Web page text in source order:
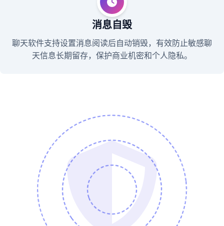
消息自毁
聊天软件支持设置消息阅读后自动销毁，有效防止敏感聊
天信息长期留存，保护商业机密和个人隐私。